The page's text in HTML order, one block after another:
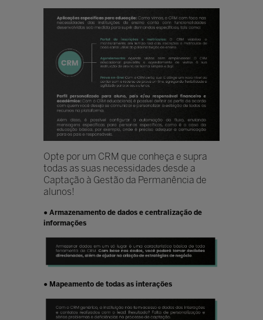
Opte por um CRM que conheça e supra
todas as suas necessidades desde a
Captação à Gestão da Permanência de
alunos!
● Armazenamento de dados e centralização de
informações
● Mapeamento de todas as interações